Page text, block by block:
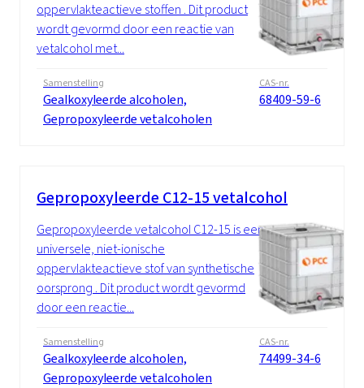
oppervlakteactieve stoffen . Dit product
wordt gevormd door een reactie van
vetalcohol met...
Samenstelling
Gealkoxyleerde alcoholen,
Gepropoxyleerde vetalcoholen
CAS-nr.
68409-59-6
Gepropoxyleerde C12-15 vetalcohol
Gepropoxyleerde vetalcohol C12-15 is een
universele, niet-ionische
oppervlakteactieve stof van synthetische
oorsprong . Dit product wordt gevormd
door een reactie...
Samenstelling
Gealkoxyleerde alcoholen,
Gepropoxyleerde vetalcoholen
CAS-nr.
74499-34-6